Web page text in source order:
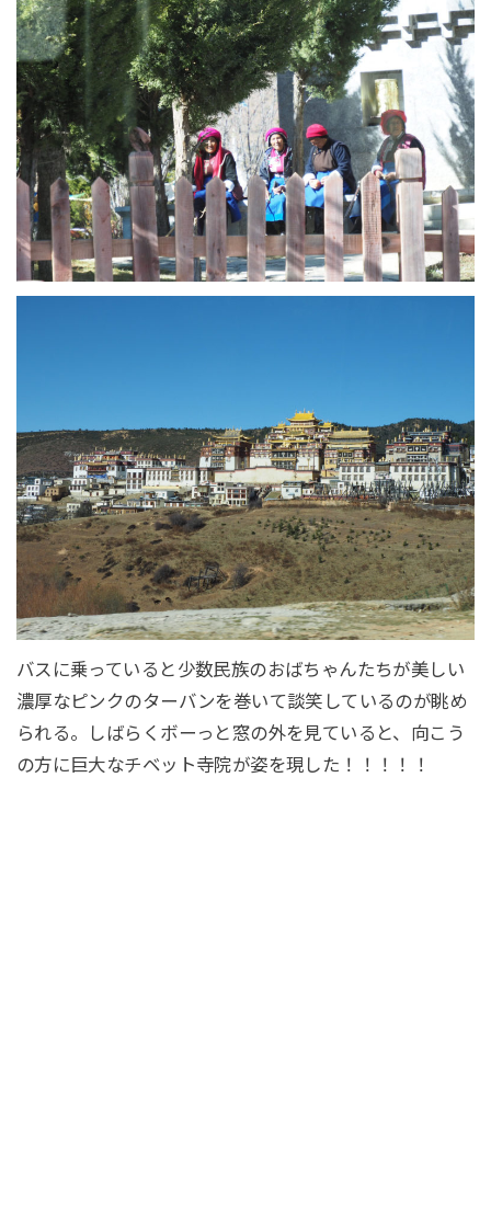
バスに乗っていると少数民族のおばちゃんたちが美しい
濃厚なピンクのターバンを巻いて談笑しているのが眺め
られる。しばらくボーっと窓の外を見ていると、向こう
の方に巨大なチベット寺院が姿を現した！！！！！